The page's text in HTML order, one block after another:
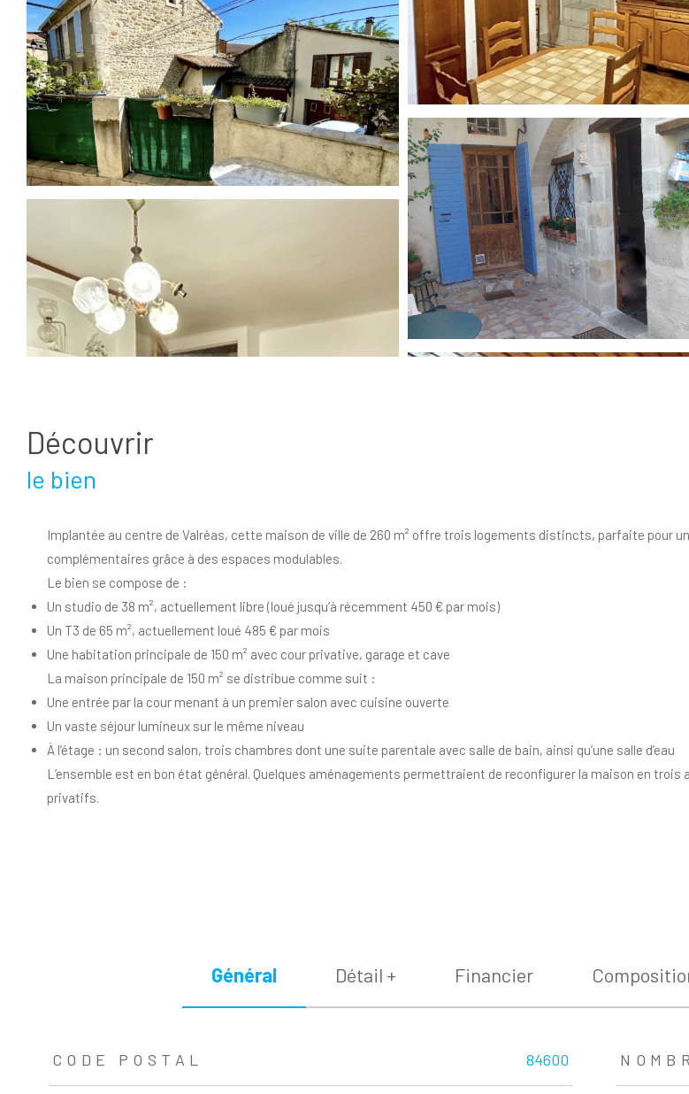
découvrir
le bien
Implantée au centre de Valréas, cette maison de ville de 260 m² offre trois logements distincts, parfaite pour
complémentaires grâce à des espaces modulables.
Le bien se compose de :
Un studio de 38 m², actuellement libre (loué jusqu’à récemment 450 € par mois)
Un T3 de 65 m², actuellement loué 485 € par mois
Une habitation principale de 150 m² avec cour privative, garage et cave
La maison principale de 150 m² se distribue comme suit :
Une entrée par la cour menant à un premier salon avec cuisine ouverte
Un vaste séjour lumineux sur le même niveau
À l’étage : un second salon, trois chambres dont une suite parentale avec salle de bain, ainsi qu’une salle d’eau
L’ensemble est en bon état général. Quelques aménagements permettraient de reconfigurer la maison en
privatifs.
Général Détail + Financier
TRAD_ZEPHYR_Caracteristique
CODE POSTAL 84600